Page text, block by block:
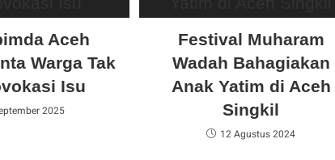
Aceh
Warga Tak
Isu
2025
Festival Muharam
Wadah Bahagiakan
Anak Yatim di Aceh
Singkil
12 Agustus 2024